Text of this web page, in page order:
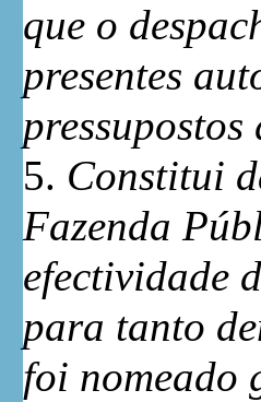
que o
presentes
pressupostos
5. Constitui
Fazenda
efectividade
para tanto
foi nomeado